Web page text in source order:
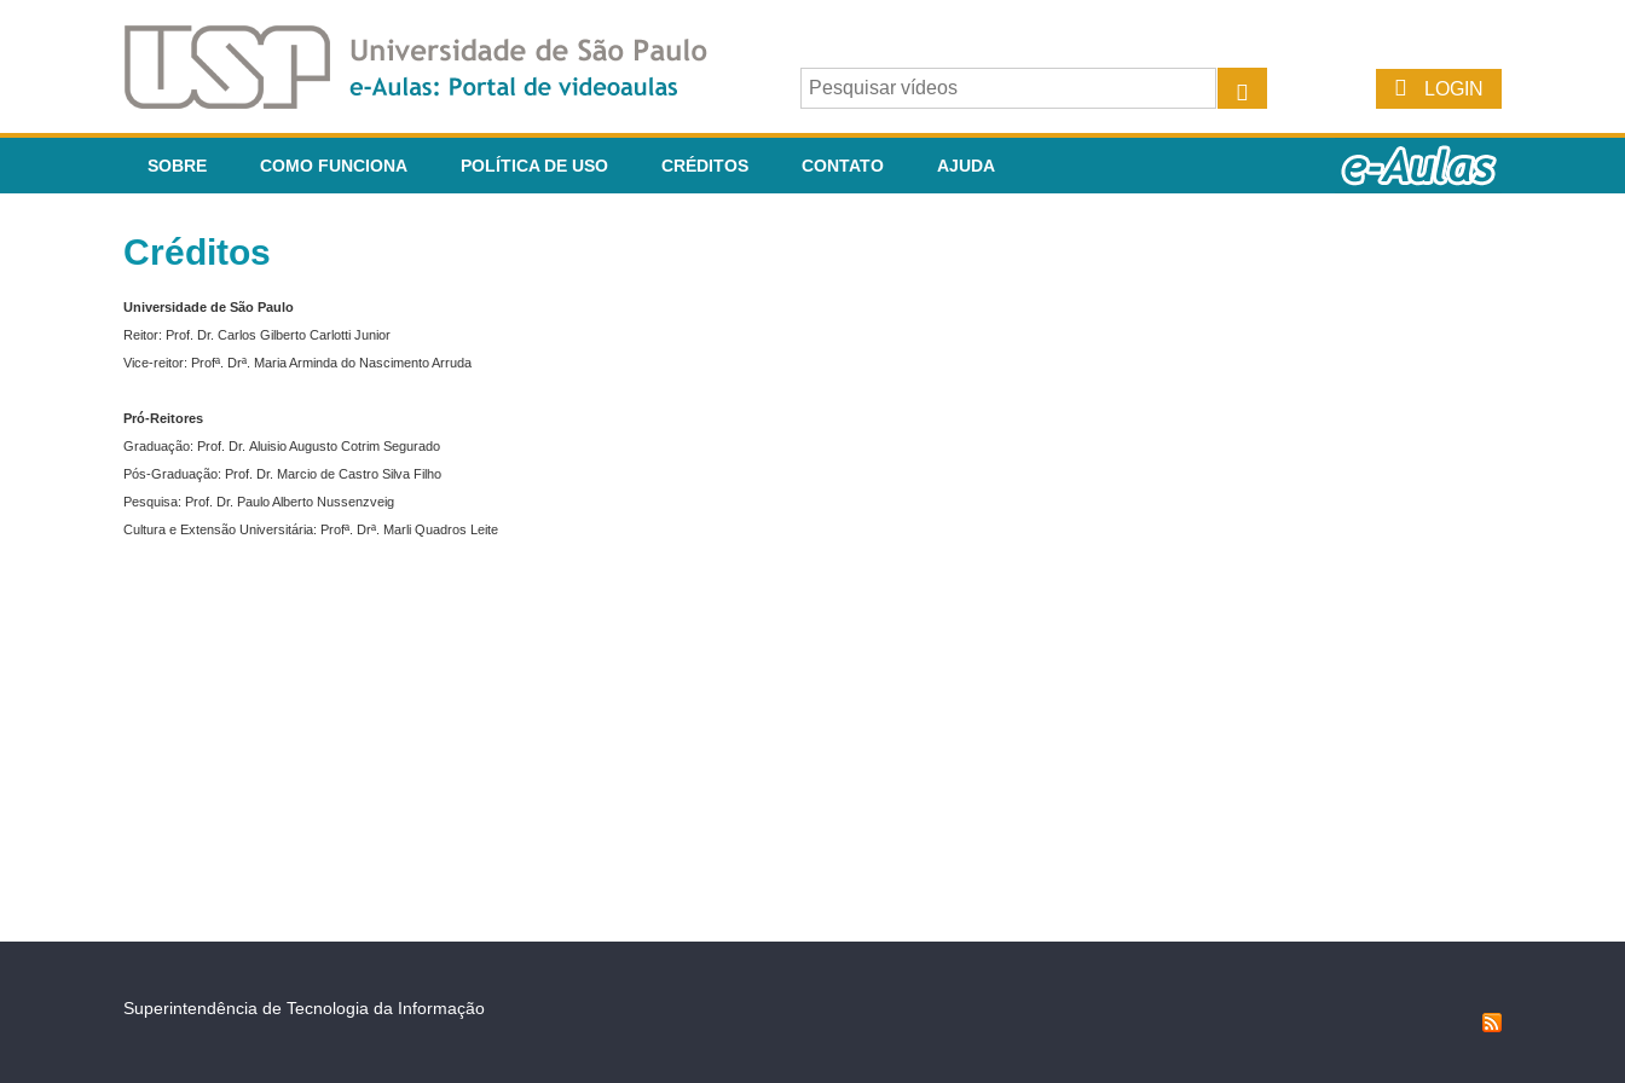
LOGIN
SOBRE COMO FUNCIONA POLÍTICA DE USO CRÉDITOS CONTATO AJUDA
Créditos
Universidade de São Paulo
Reitor: Prof. Dr. Carlos Gilberto Carlotti Junior
Vice-reitor: Profª. Drª. Maria Arminda do Nascimento Arruda
Pró-Reitores
Graduação: Prof. Dr. Aluisio Augusto Cotrim Segurado
Pós-Graduação: Prof. Dr. Marcio de Castro Silva Filho
Pesquisa: Prof. Dr. Paulo Alberto Nussenzveig
Cultura e Extensão Universitária: Profª. Drª. Marli Quadros Leite
Superintendência de Tecnologia da Informação